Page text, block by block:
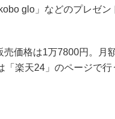
glo」などのプレゼン
価格は1万7800円。月
楽天24」のページで行